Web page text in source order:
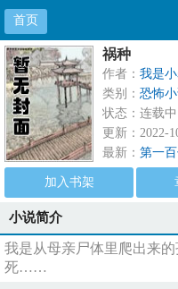
首页
祸种
作者： 我是
类别： 恐怖
状态：连载中
更新：2022-
最新： 第一
加入书架
小说简介
我是从母亲尸体里爬出来
死……